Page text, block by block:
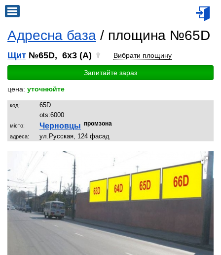
Адресна база / площина №65D
Щит №65D, 6x3 (A) Вибрати площину
Запитайте зараз
цена: уточнюйте
код:
65D
ots:6000
місто: Черновцы промзона
адреса: ул.Русская, 124 фасад